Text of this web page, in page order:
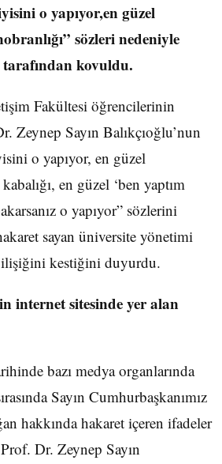
o yapıyor,en güzel
sözleri nedeniyle
kovuldu.
Fakültesi öğrencilerinin
Zeynep Sayın Balıkçıoğlu’nun
o yapıyor, en güzel
en güzel ‘ben yaptım
o yapıyor” sözlerini
sayan üniversite yönetimi
ilişiğini kestiğini duyurdu.
internet sitesinde yer alan
bazı medya organlarında
Sayın Cumhurbaşkanımız
hakkında hakaret içeren ifadeler
Dr. Zeynep Sayın